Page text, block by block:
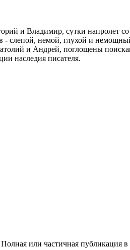
и Владимир, сутки напролет
немой, глухой и
и Андрей, поглощены
наследия писателя.
или частичная публикация